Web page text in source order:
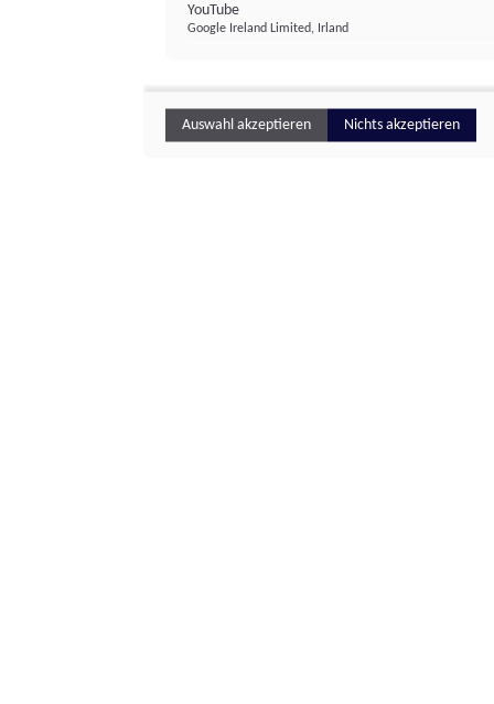
YouTube
Google Ireland Limited, Irland
Auswahl akzeptieren Nichts akzeptieren